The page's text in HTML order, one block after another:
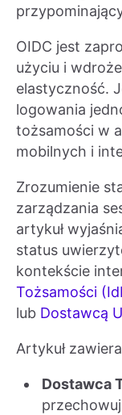
OIDC jest
użyciu i
elastyczność.
logowania
tożsamości w
mobilnych i
Zrozumienie
zarządzania
artykuł
status
kontekście
Tożsamości
lub Dostawcą
Artykuł
Dostawca